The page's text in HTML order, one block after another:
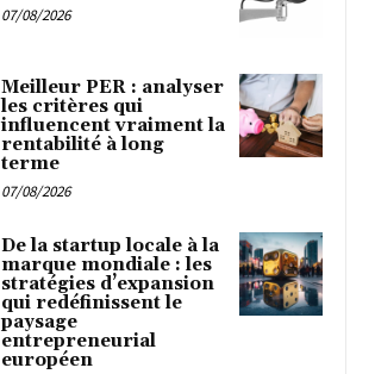
07/08/2026
Meilleur PER : analyser
les critères qui
influencent vraiment la
rentabilité à long
terme
07/08/2026
De la startup locale à la
marque mondiale : les
stratégies d’expansion
qui redéfinissent le
paysage
entrepreneurial
européen